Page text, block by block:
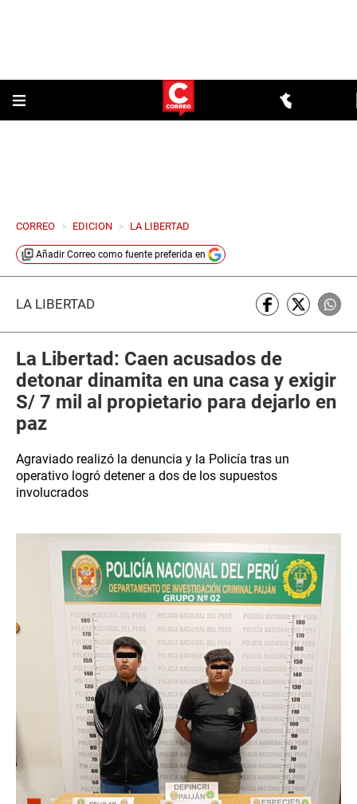
CORREO > EDICION > LA LIBERTAD
Añadir Correo como fuente preferida en
LA LIBERTAD
La Libertad: Caen acusados de
detonar dinamita en una casa y exigir
S/ 7 mil al propietario para dejarlo en
paz
Agraviado realizó la denuncia y la Policía tras un
operativo logró detener a dos de los supuestos
involucrados